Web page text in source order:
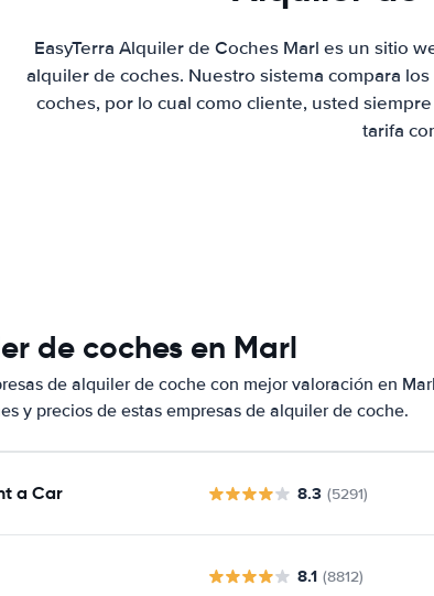
EasyTerra Alquiler de Coches Marl es un sitio
alquiler de coches. Nuestro sistema compara
coches, por lo cual como cliente, usted
tarifa
de coches en Marl
de alquiler de coche con mejor valoración en
y precios de estas empresas de alquiler de coche.
a Car 8.3 (5291)
8.1 (8812)